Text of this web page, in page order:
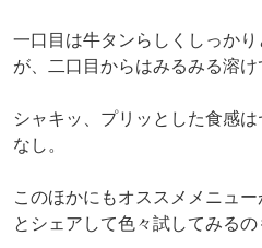
一口目は牛タンらしくしっか
が、二口目からはみるみる溶け
シャキッ、プリッとした食感
なし。
このほかにもオススメメニュ
とシェアして色々試してみるの